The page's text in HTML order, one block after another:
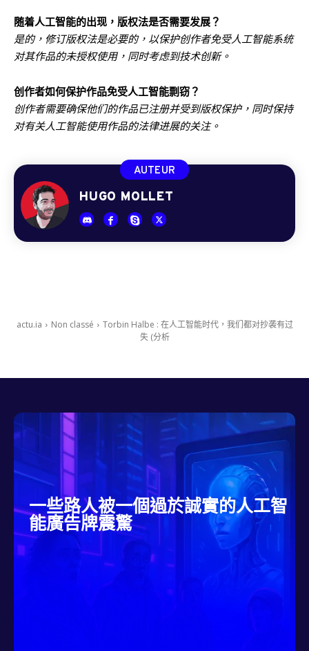
随着人工智能的出现，版权法是否需要发展？
是的，修订版权法是必要的，以保护创作者免受人工智能系统
对其作品的未授权使用，同时考虑到技术创新。
创作者如何保护作品免受人工智能剽窃？
创作者需要确保他们的作品已注册并受到版权保护，同时保持
对有关人工智能使用作品的法律进展的关注。
AUTEUR
HUGO MOLLET
actu.ia Non classé
Torbin Halbe : 在人工智能时代，我们都对抄袭有过
失 (分析
一些路人被一個過於誠實的人工智
能廣告牌震驚